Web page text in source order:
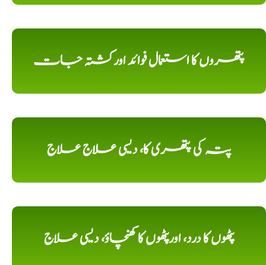
پتھروں کا استعمال فوائد اورکشتہ جات
پتہ کی پتھری کا، دیسی علاج علاج
پٹھوں کا درد، اورپٹھوں کا کھنچاؤ، دیسی علاج